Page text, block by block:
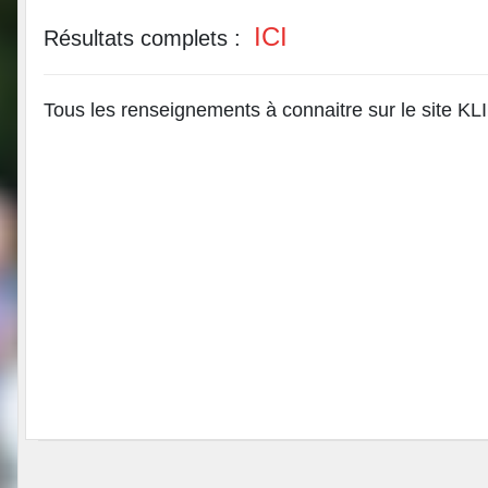
Résultats complets : ICI
Tous les renseignements à connaitre sur le site